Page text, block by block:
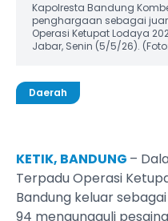
Kapolresta Bandung
penghargaan sebagai
Operasi Ketupat Lodaya
Jabar, Senin (5/5/26).
Daerah
KETIK, BANDUNG –
Terpadu Operasi
Bandung keluar
94 mengungguli